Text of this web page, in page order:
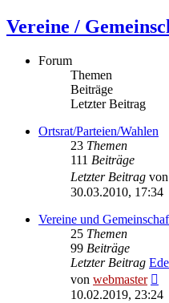
Vereine /
Forum
Themen
Beiträge
Letzter Beitrag
Ortsrat/Parteien/Wahlen
23 Themen
111 Beiträge
Letzter Beitrag von
30.03.2010, 17:34
Vereine und
25 Themen
99 Beiträge
Letzter Beitrag
von webmaster
10.02.2019, 23:24